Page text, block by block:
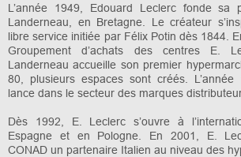
L’année 1949, Edouard Leclerc fonde sa
Landerneau, en Bretagne. Le créateur
libre service initiée par Félix Potin dès 1844.
Groupement d’achats des centres E.
Landerneau accueille son premier
80, plusieurs espaces sont créés.
lance dans le secteur des marques
Dès 1992, E. Leclerc s’ouvre à
Espagne et en Pologne. En 2001, E.
CONAD un partenaire Italien au niveau des